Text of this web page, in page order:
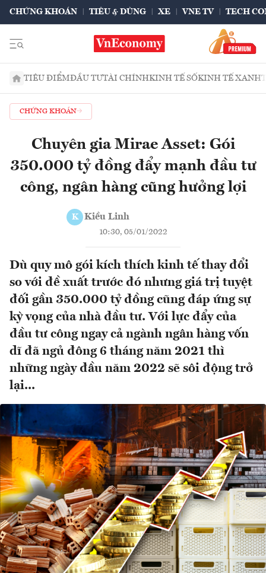
CHỨNG KHOÁN TIÊU & DÙNG XE VNE TV TECH
TIÊU ĐIỂMĐẦU TƯTÀI CHÍNHKINH TẾ SỐKINH TẾ XANH
CHỨNG KHOÁN
Chuyên gia Mirae Asset: Gói
350.000 tỷ đồng đẩy mạnh đầu tư
công, ngân hàng cũng hưởng lợi
K Kiều Linh
10:30, 05/01/2022
Dù quy mô gói kích thích kinh tế thay đổi
so với đề xuất trước đó nhưng giá trị tuyệt
đối gần 350.000 tỷ đồng cũng đáp ứng sự
kỳ vọng của nhà đầu tư. Với lực đẩy của
đầu tư công ngay cả ngành ngân hàng vốn
dĩ đã ngủ đông 6 tháng năm 2021 thì
những ngày đầu năm 2022 sẽ sôi động trở
lại...